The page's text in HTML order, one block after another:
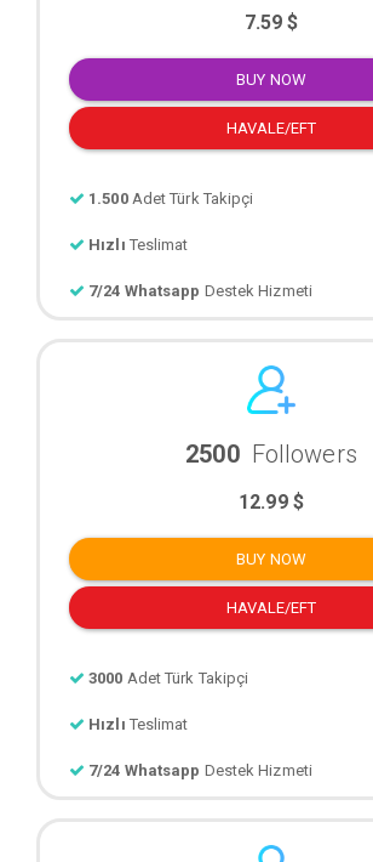
7.59 $
BUY NOW
HAVALE/EFT
1.500 Adet Türk Takipçi
Hızlı Teslimat
7/24 Whatsapp Destek
2500 Followers
12.99 $
BUY NOW
HAVALE/EFT
3000 Adet Türk Takipçi
Hızlı Teslimat
7/24 Whatsapp Destek